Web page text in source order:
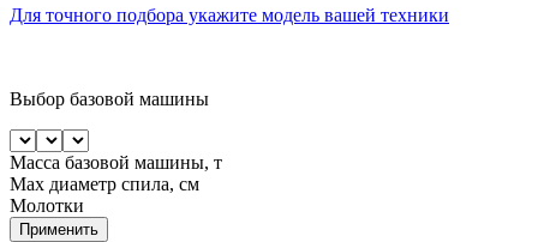
Для точного подбора укажите модель вашей техники
Выбор базовой машины
Масса базовой машины, т
Max диаметр спила, см
Молотки